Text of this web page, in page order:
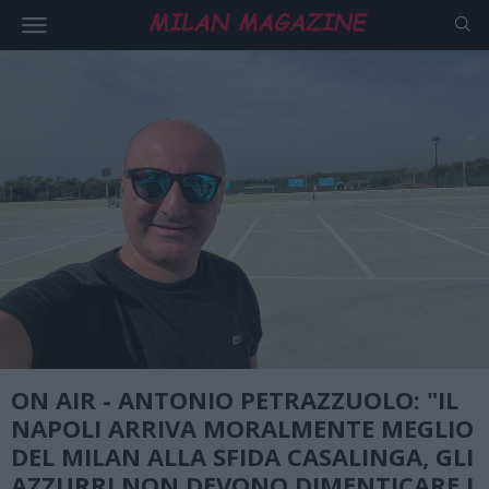
ON AIR - ANTONIO PETRAZZUOLO: "IL
NAPOLI ARRIVA MORALMENTE MEGLIO
DEL MILAN ALLA SFIDA CASALINGA, GLI